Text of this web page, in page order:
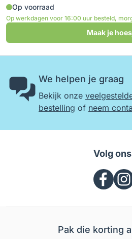
Op voorraad
Op werkdagen voor 16:00 uur besteld,
Maak je
We helpen je graag
Bekijk onze
bestelling of neem
Volg
Pak die korting